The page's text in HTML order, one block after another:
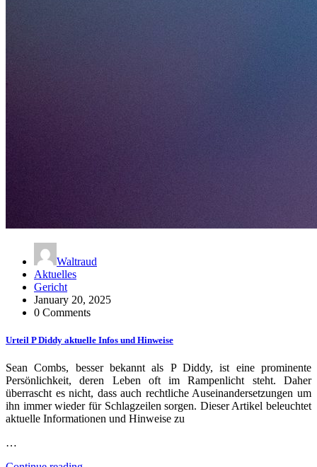
Waltraud
Aktuelles
Gericht
January 20, 2025
0 Comments
Urteil P Diddy aktuelle Infos und Hinweise
Sean Combs, besser bekannt als P Diddy, ist eine prominente
Persönlichkeit, deren Leben oft im Rampenlicht steht. Daher
überrascht es nicht, dass auch rechtliche Auseinandersetzungen um
ihn immer wieder für Schlagzeilen sorgen. Dieser Artikel beleuchtet
aktuelle Informationen und Hinweise zu
…